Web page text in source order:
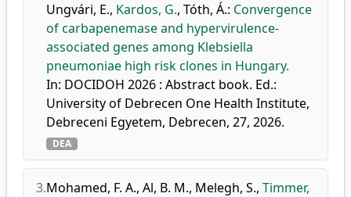
Ungvári, E., Kardos, G., Tóth, Á.: Convergence
of carbapenemase and hypervirulence-
associated genes among Klebsiella
pneumoniae high risk clones in Hungary.
In: DOCIDOH 2026 : Abstract book. Ed.:
University of Debrecen One Health Institute,
Debreceni Egyetem, Debrecen, 27, 2026.
DEA
3.Mohamed, F. A., Al, B. M., Melegh, S., Timmer,